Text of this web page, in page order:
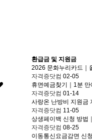
환급금 및 지원금
2026 문화누리카드
자격증닷컴 02-05
휴면예금찾기｜1분
자격증닷컴 01-14
사랑온 난방비 지원금
자격증닷컴 11-05
상생페이백 신청 방
자격증닷컴 08-25
이동통신요금감면 신